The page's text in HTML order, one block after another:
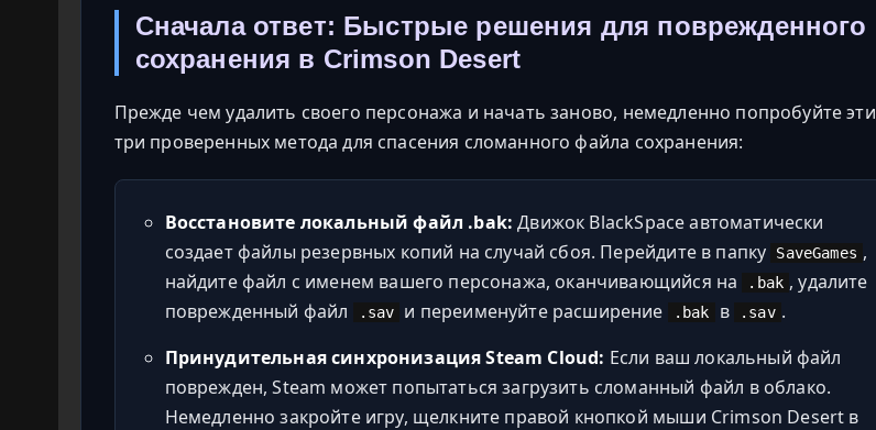
Сначала ответ: Быстрые решения для поврежденного
сохранения в Crimson Desert
Прежде чем удалить своего персонажа и начать заново, немедленно попробуйте эти
три проверенных метода для спасения сломанного файла сохранения:
Восстановите локальный файл .bak: Движок BlackSpace автоматически
создает файлы резервных копий на случай сбоя. Перейдите в папку
SaveGames ,
найдите файл с именем вашего персонажа, оканчивающийся на
.bak , удалите
поврежденный файл
.sav и переименуйте расширение .bak в .sav .
Принудительная синхронизация Steam Cloud: Если ваш локальный файл
поврежден, Steam может попытаться загрузить сломанный файл в облако.
Немедленно закройте игру, щелкните правой кнопкой мыши Crimson Desert в